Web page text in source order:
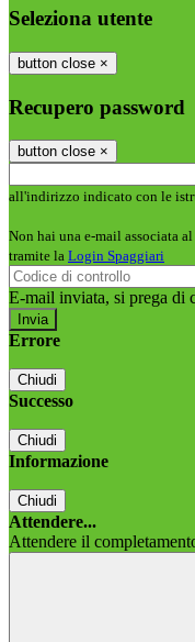
Seleziona utente
button close ×
Recupero password
button close ×
all'indirizzo indicato con le
Non hai una e-mail associata
tramite la Login Spaggiari
E-mail inviata, si prega di
Errore
Chiudi
Successo
Chiudi
Informazione
Chiudi
Attendere...
Attendere il